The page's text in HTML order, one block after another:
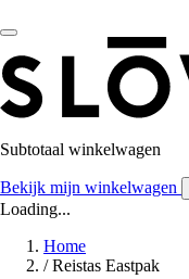
Subtotaal winkelwagen
Bekijk mijn winkelwagen
Loading...
Home
/ Reistas Eastpak